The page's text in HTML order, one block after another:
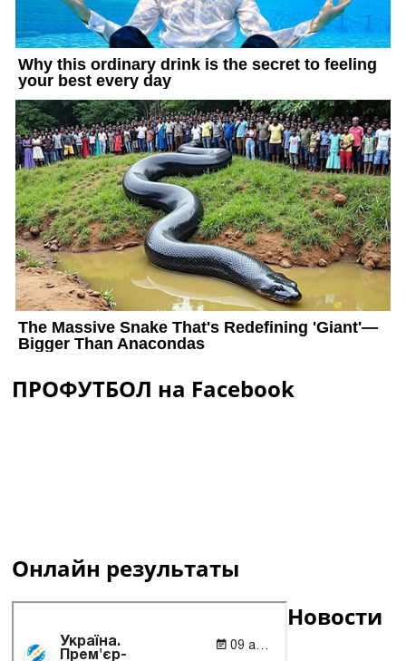
ПРОФУТБОЛ на Facebook
Онлайн результаты
Новости